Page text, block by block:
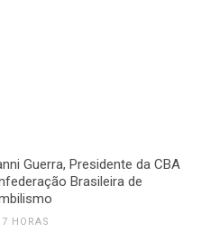
Guerra, Presidente da CBA
Brasileira de
HORAS